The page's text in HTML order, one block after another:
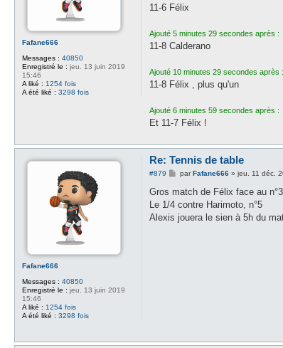
Fafane666
Messages : 40850
Enregistré le : jeu. 13 juin 2019
15:46
A liké : 1254 fois
A été liké : 3298 fois
11-6 Félix
Ajouté 5 minutes 29 secondes après :
11-8 Calderano
Ajouté 10 minutes 29 secondes après :
11-8 Félix , plus qu'un
Ajouté 6 minutes 59 secondes après :
Et 11-7 Félix !
Fafane666
Messages : 40850
Enregistré le : jeu. 13 juin 2019
15:46
A liké : 1254 fois
A été liké : 3298 fois
Re: Tennis de table
#879
M
s
a
g
e
parFafane666 »jeu. 11 déc.
Gros match de Félix face au
Le 1/4 contre Harimoto, n°5
Alexis jouera le sien à 5h du